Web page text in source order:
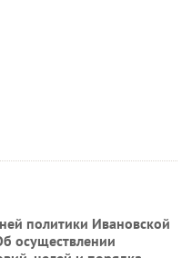
политики Ивановской
осуществлении